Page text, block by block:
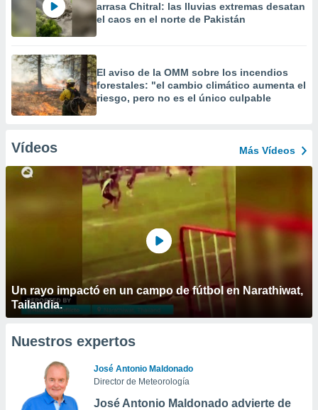
arrasa Chitral: las lluvias extremas desatan
el caos en el norte de Pakistán
El aviso de la OMM sobre los incendios
forestales: "el cambio climático aumenta el
riesgo, pero no es el único culpable
Vídeos Más Vídeos
Un rayo impactó en un campo de fútbol en Narathiwat,
Tailandia.
Nuestros expertos
José Antonio Maldonado
Director de Meteorología
José Antonio Maldonado advierte de